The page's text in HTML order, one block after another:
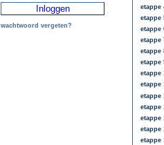
wachtwoord vergeten?
etappe
etappe
etappe
etappe
etappe
etappe
etappe
etappe
etappe
etappe
etappe
etappe
etappe